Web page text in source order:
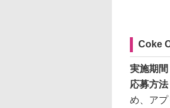
Coke
実施期間
応募方法
め、ア